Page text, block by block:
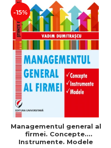
-15%
Managementul general al
firmei. Concepte.
Instrumente. Modele